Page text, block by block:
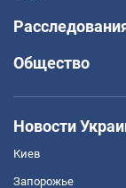
Общество
Новости
Киев
Запорожье